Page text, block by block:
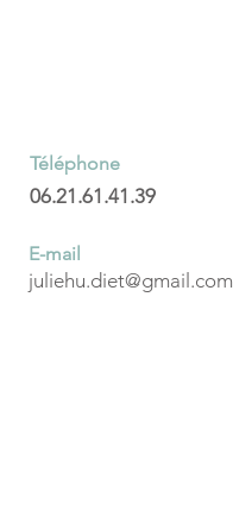
Téléphone
06.21.61.41.39
E-mail
juliehu.diet@gmail.com